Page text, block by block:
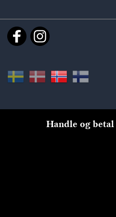
Handle og